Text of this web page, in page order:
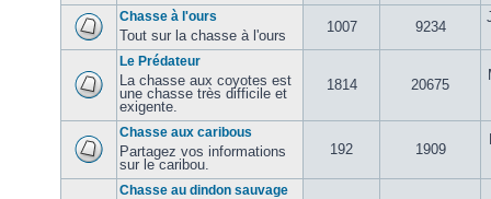
Chasse à l'ours
Tout sur la chasse à l'ours
1007 9234
Le Prédateur
La chasse aux coyotes est
une chasse très difficile et
exigente.
1814 20675
Chasse aux caribous
Partagez vos informations
sur le caribou.
192 1909
Chasse au dindon sauvage